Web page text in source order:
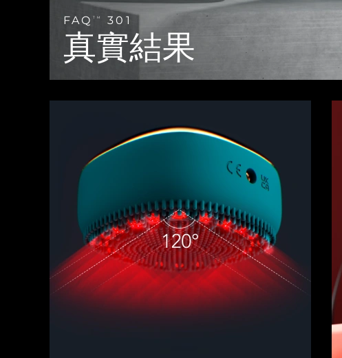
FAQ TM 301
真實結果
LUNA™護膚
Premium cleansers & balm
LUNA™ 設備
面膜
Rejuvenation & hydration
issa™ Teeth Whitening Set
Dual LED + sonic device & 18% PAP gel
FAQ™ 103
Luxurious clinical anti-aging set
Manuka honey primer
FAQ™護膚品
All FAQ™ skincare
FAQ™產品
All anti-aging treatments
FAQ™ 211
Anti-aging neck & décolleté LED mask
Anti-aging LED hand mask
FAQ™護膚品
All FAQ™ skincare
FAQ™產品
All LED treatments
FAQ™ Scalp Serum
Scalp recovery probiotic serum
FAQ™護膚品
FAQ™產品
FAQ™ 502
Full-Spectrum Red Light Therapy
FAQ™ skincare
FAQ™ products
All toning treatments
專業治療
PEACH™ 2
IPL hair removal
PEACH™ 2 go
LUNA™ 4 body
Massaging body brush
SUPERCHARGED™ serum
ESPADA™ 2 plus
Recurring acne LED therapy
ESPADA™ 2
眼部護理
BEAR™ 2 eyes & lips
Microcurrent line smoothing device
IRIS™ 2
護發